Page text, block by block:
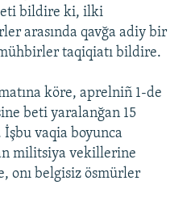
bildire ki, ilki
arasında qavğa adiy bir
taqiqiatı bildire.
köre, aprelniñ 1-de
beti yaralanğan 15
İşbu vaqia boyunca
militsiya vekillerine
onı belgisiz ösmürler